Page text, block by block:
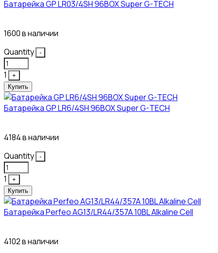
Батарейка GP LR03/4SH 96BOX Super G-TECH
1600 в наличии
Quantity
-
1
+
Купить
Батарейка GP LR6/4SH 96BOX Super G-TECH
4184 в наличии
Quantity
-
1
+
Купить
Батарейка Perfeo AG13/LR44/357A 10BL Alkaline Cell
4102 в наличии